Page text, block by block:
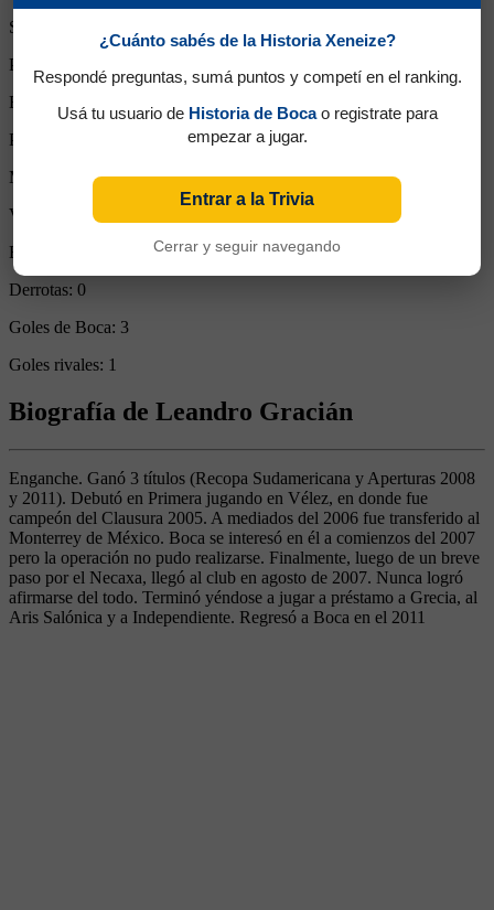
Suplente:
Partidos completos:
Expulsiones:
Partidos reemplazado:
Minutos Disputados:38
Victorias:
Empates:
Derrotas: 0
Goles de Boca: 3
Goles rivales: 1
Biografía de Leandro Gracián
Enganche. Ganó 3 títulos (Recopa Sudamericana y Aperturas 2008
y 2011). Debutó en Primera jugando en Vélez, en donde fue
campeón del Clausura 2005. A mediados del 2006 fue transferido al
Monterrey de México. Boca se interesó en él a comienzos del 2007
pero la operación no pudo realizarse. Finalmente, luego de un breve
paso por el Necaxa, llegó al club en agosto de 2007. Nunca logró
afirmarse del todo. Terminó yéndose a jugar a préstamo a Grecia, al
Aris Salónica y a Independiente. Regresó a Boca en el 2011
¿Cuánto sabés de la Historia Xeneize?
Respondé preguntas, sumá puntos y competí en el ranking.
Usá tu usuario de Historia de Bocao registrate para
empezar a jugar.
Entrar a la Trivia
Cerrar y seguir navegando